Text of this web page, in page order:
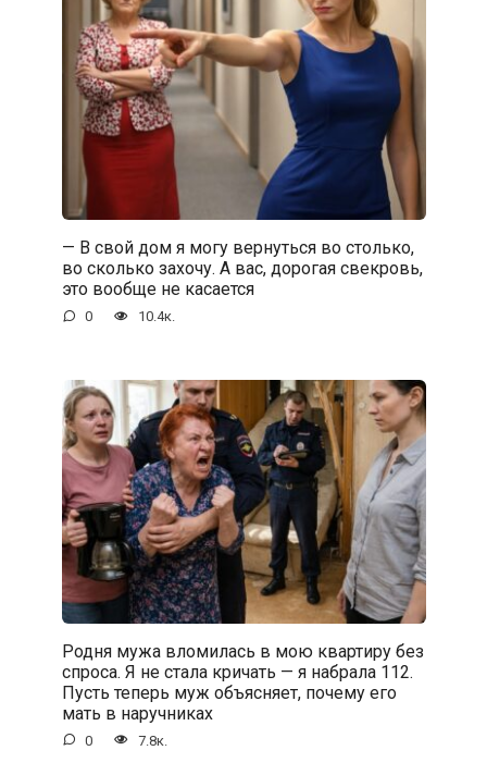
— В свой дом я могу вернуться во столько,
во сколько захочу. А вас, дорогая свекровь,
это вообще не касается
0 10.4к.
Родня мужа вломилась в мою квартиру без
спроса. Я не стала кричать — я набрала 112.
Пусть теперь муж объясняет, почему его
мать в наручниках
0 7.8к.